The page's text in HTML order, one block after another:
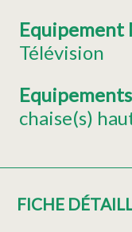
Télévision
chaise(s)
FICHE